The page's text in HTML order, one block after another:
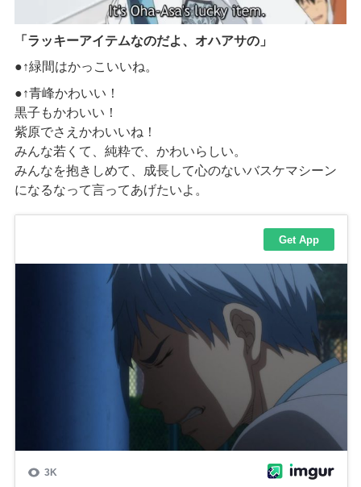
「ラッキーアイテムなのだよ、オハアサの」
●↑緑間はかっこいいね。
●↑青峰かわいい！
黒子もかわいい！
紫原でさえかわいいね！
みんな若くて、純粋で、かわいらしい。
みんなを抱きしめて、成長して心のないバスケマシーン
になるなって言ってあげたいよ。